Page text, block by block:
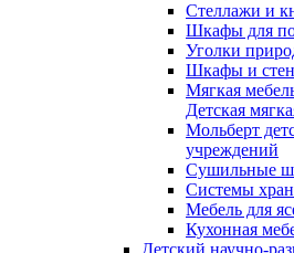
Стеллажи и
Шкафы для
Уголки
Шкафы и
Мягкая
Детская
Мольберт
учреждений
Сушильные
Системы
Мебель для
Кухонная